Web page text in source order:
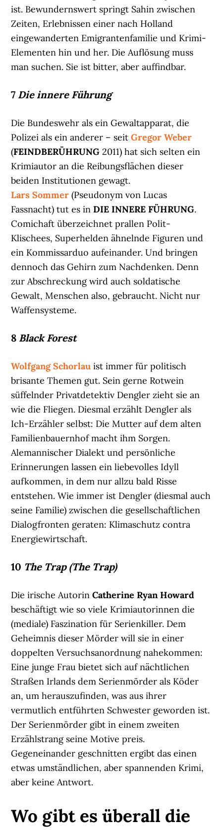
ist. Bewundernswert springt Sahin zwischen
Zeiten, Erlebnissen einer nach Holland
eingewanderten Emigrantenfamilie und Krimi-
Elementen hin und her. Die Auflösung muss
man suchen. Sie ist bitter, aber auffindbar.
7 Die innere Führung
Die Bundeswehr als ein Gewaltapparat, die
Polizei als ein anderer – seitGregor Weber
(FEINDBERÜHRUNG2011) hat sich selten ein
Krimiautor an die Reibungsflächen dieser
beiden Institutionen gewagt.
Lars Sommer(Pseudonym von Lucas
Fassnacht) tut es inDIE INNERE FÜHRUNG.
Comichaft überzeichnet prallen Polit-
Klischees, Superhelden ähnelnde Figuren und
ein Kommissarduo aufeinander. Und bringen
dennoch das Gehirn zum Nachdenken. Denn
zur Abschreckung wird auch soldatische
Gewalt, Menschen also, gebraucht. Nicht nur
Waffensysteme.
8 Black Forest
Wolfgang Schorlau ist immer für politisch
brisante Themen gut. Sein gerne Rotwein
süffelnder Privatdetektiv Dengler zieht sie an
wie die Fliegen. Diesmal erzählt Dengler als
Ich-Erzähler selbst: Die Mutter auf dem alten
Familienbauernhof macht ihm Sorgen.
Alemannischer Dialekt und persönliche
Erinnerungen lassen ein liebevolles Idyll
aufkommen, in dem nur allzu bald Risse
entstehen. Wie immer ist Dengler (diesmal auch
seine Familie) zwischen die gesellschaftlichen
Dialogfronten geraten: Klimaschutz contra
Energiewirtschaft.
10 The Trap (The Trap)
Die irische AutorinCatherine Ryan Howard
beschäftigt wie so viele Krimiautorinnen die
(mediale) Faszination für Serienkiller. Dem
Geheimnis dieser Mörder will sie in einer
doppelten Versuchsanordnung nahekommen:
Eine junge Frau bietet sich auf nächtlichen
Straßen Irlands dem Serienmörder als Köder
an, um herauszufinden, was aus ihrer
vermutlich entführten Schwester geworden ist.
Der Serienmörder gibt in einem zweiten
Erzählstrang seine Motive preis.
Gegeneinander geschnitten ergibt das einen
etwas umständlichen, aber spannenden Krimi,
aber keine Antwort.
Wo gibt es überall die